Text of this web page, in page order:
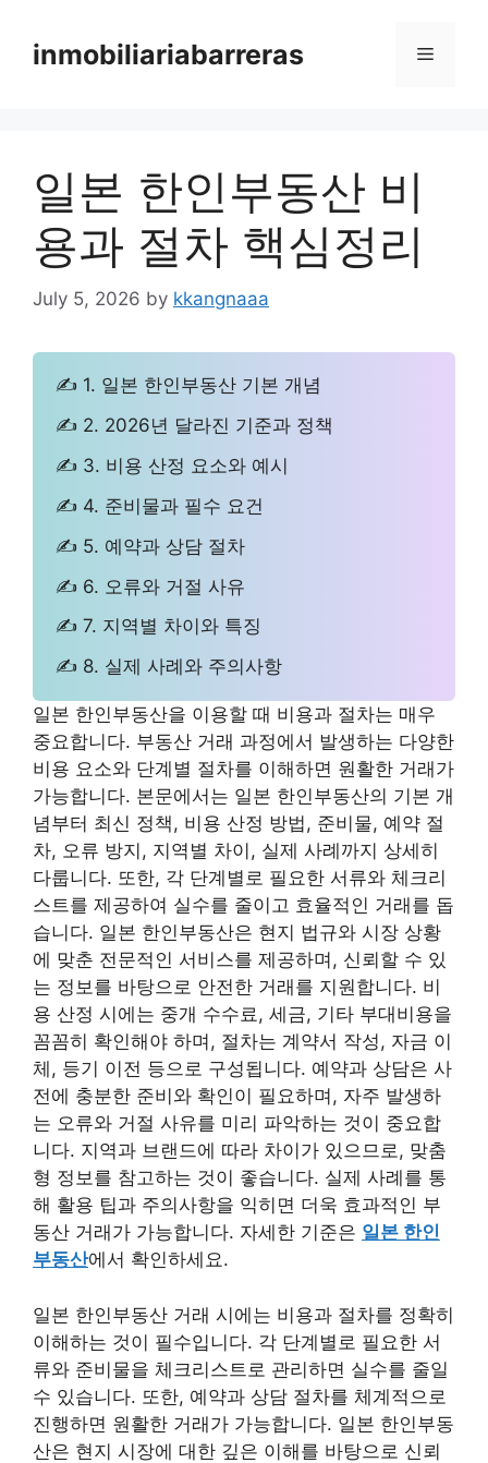
contentinmobiliariabarreras Menu
일본 한인부동산 비
용과 절차 핵심정리
July 5, 2026 by kkangnaaa
✍ 1. 일본 한인부동산 기본 개념
✍ 2. 2026년 달라진 기준과 정책
✍ 3. 비용 산정 요소와 예시
✍ 4. 준비물과 필수 요건
✍ 5. 예약과 상담 절차
✍ 6. 오류와 거절 사유
✍ 7. 지역별 차이와 특징
✍ 8. 실제 사례와 주의사항
일본 한인부동산을 이용할 때 비용과 절차는 매우
중요합니다. 부동산 거래 과정에서 발생하는 다양한
비용 요소와 단계별 절차를 이해하면 원활한 거래가
가능합니다. 본문에서는 일본 한인부동산의 기본 개
념부터 최신 정책, 비용 산정 방법, 준비물, 예약 절
차, 오류 방지, 지역별 차이, 실제 사례까지 상세히
다룹니다. 또한, 각 단계별로 필요한 서류와 체크리
스트를 제공하여 실수를 줄이고 효율적인 거래를 돕
습니다. 일본 한인부동산은 현지 법규와 시장 상황
에 맞춘 전문적인 서비스를 제공하며, 신뢰할 수 있
는 정보를 바탕으로 안전한 거래를 지원합니다. 비
용 산정 시에는 중개 수수료, 세금, 기타 부대비용을
꼼꼼히 확인해야 하며, 절차는 계약서 작성, 자금 이
체, 등기 이전 등으로 구성됩니다. 예약과 상담은 사
전에 충분한 준비와 확인이 필요하며, 자주 발생하
는 오류와 거절 사유를 미리 파악하는 것이 중요합
니다. 지역과 브랜드에 따라 차이가 있으므로, 맞춤
형 정보를 참고하는 것이 좋습니다. 실제 사례를 통
해 활용 팁과 주의사항을 익히면 더욱 효과적인 부
동산 거래가 가능합니다. 자세한 기준은 일본 한인
부동산에서 확인하세요.
일본 한인부동산 거래 시에는 비용과 절차를 정확히
이해하는 것이 필수입니다. 각 단계별로 필요한 서
류와 준비물을 체크리스트로 관리하면 실수를 줄일
수 있습니다. 또한, 예약과 상담 절차를 체계적으로
진행하면 원활한 거래가 가능합니다. 일본 한인부동
산은 현지 시장에 대한 깊은 이해를 바탕으로 신뢰